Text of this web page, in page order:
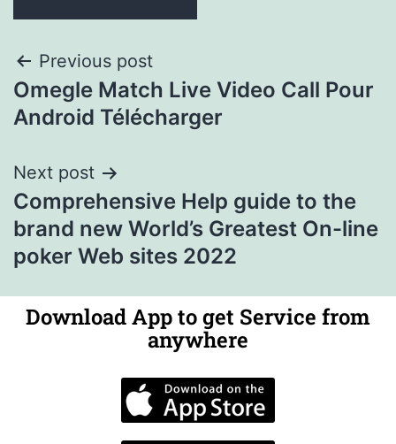
Previous post
Omegle Match Live Video Call Pour
Android Télécharger
Next post
Comprehensive Help guide to the
brand new World’s Greatest On-line
poker Web sites 2022
Download App to get Service from
anywhere